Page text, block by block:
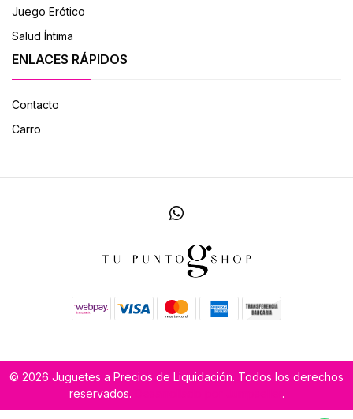
Juego Erótico
Salud Íntima
ENLACES RÁPIDOS
Contacto
Carro
© 2026 Juguetes a Precios de Liquidación. Todos los derechos
reservados.
.